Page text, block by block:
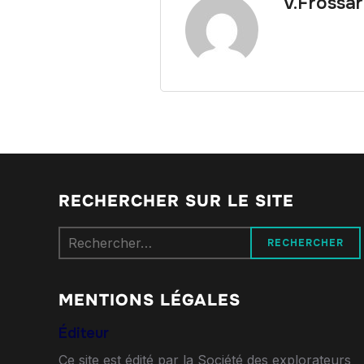
RECHERCHER SUR LE SITE
Rechercher :
MENTIONS LÉGALES
Éditeur
Ce site est édité par la Société des explorateurs